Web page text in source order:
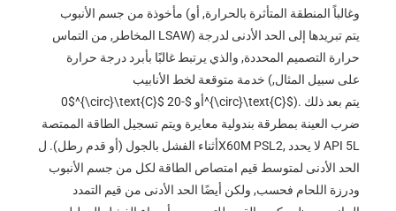
مأخوذة من جسم الأنبوب (وغالباً المنطقة المتأثرة بالحرارة, أو
المخاطر, من التماس LSAW) يتم تبريدها إلى الحد الأدنى لدرجة
حرارة التصميم المحددة, والذي يرتبط غالبًا بأبرد درجة حرارة
خدمة متوقعة لخط الأنابيب (على سبيل المثال,
$0^{\circ}\text{C}$
أو$-20^{\circ}\text{C}$). يتم بعد ذلك
ضرب العينة بمطرقة بندولية معايرة ويتم تسجيل الطاقة الممتصة
أثناء الفشل بالجول (أو قدم رطل). لX60M PSL2, لا يحدد API 5L
الحد الأدنى لمتوسط ​​قيم امتصاص الطاقة لكل من جسم الأنبوب
ودرزة اللحام فحسب, ولكن أيضًا الحد الأدنى من قيم التمدد